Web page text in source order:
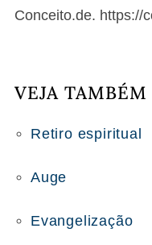
Conceito.de. https://
VEJA TAMBÉM
Retiro espiritual
Auge
Evangelização